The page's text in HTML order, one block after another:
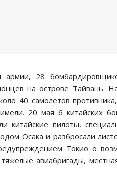
28
на острове Тайвань.
40 самолетов
20 мая 6 китайских
пилоты,
Осака и разбросали
Токио о
авиабригады,